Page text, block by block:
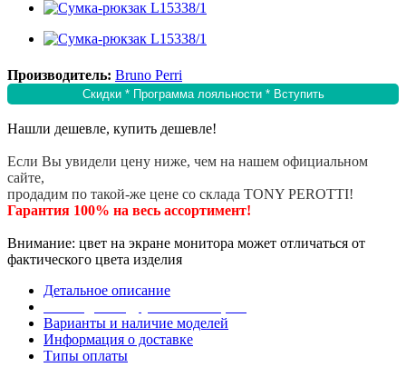
Производитель: Bruno Perri
Скидки * Программа лояльности * Вступить
Нашли дешевле, купить дешевле!
Если Вы увидели цену ниже, чем на нашем официальном
сайте,
продадим по такой-же цене со склада TONY PEROTTI!
Гарантия 100% на весь ассортимент!
Внимание: цвет на экране монитора может отличаться от
фактического цвета изделия
Детальное описание
Варианты и наличие моделей
Информация о доставке
Типы оплаты